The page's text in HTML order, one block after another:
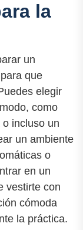
la
un
que
elegir
como
incluso un
un ambiente
o
en un
vestirte con
cómoda
la práctica.